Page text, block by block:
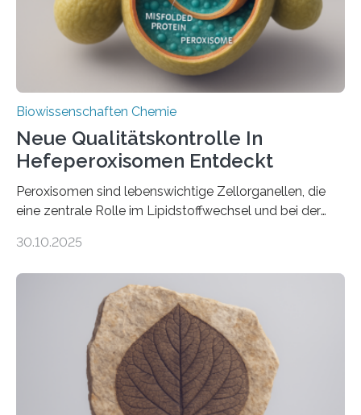
Biowissenschaften Chemie
Neue Qualitätskontrolle In
Hefeperoxisomen Entdeckt
Peroxisomen sind lebenswichtige Zellorganellen, die
eine zentrale Rolle im Lipidstoffwechsel und bei der
erfüllen können, müssen zahlreiche Enzyme präzise in
der Ruhr-Universität Bochum um Prof. Dr. Ralf Erdmann
und Dr. Ismaila Francis Yusuf hat nun einen bislang
unbekannten Qualitätskontrollmechanismus des
peroxisomalen Proteintransports in der Bäckerhefe
Saccharomyces cerevisiae entdeckt, der für die
Funktionsfähigkeit der Organellen entscheidend ist. Die
Studie wurde am 28. Oktober 2025 in der
30.10.2025